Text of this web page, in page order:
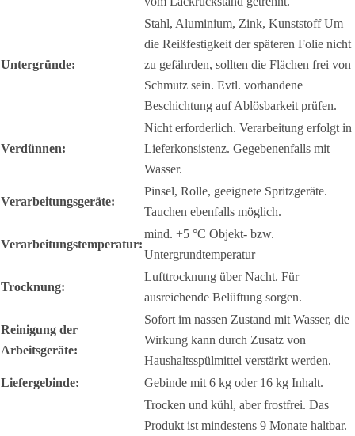
Untergründe:
Stahl, Aluminium, Zink, Kunststoff Um
die Reißfestigkeit der späteren Folie nicht
zu gefährden, sollten die Flächen frei von
Schmutz sein. Evtl. vorhandene
Beschichtung auf Ablösbarkeit prüfen.
Verdünnen:
Nicht erforderlich. Verarbeitung erfolgt in
Lieferkonsistenz. Gegebenenfalls mit
Wasser.
Verarbeitungsgeräte:
Pinsel, Rolle, geeignete Spritzgeräte.
Tauchen ebenfalls möglich.
Verarbeitungstemperatur:
mind. +5 °C Objekt- bzw.
Untergrundtemperatur
Trocknung:
Lufttrocknung über Nacht. Für
ausreichende Belüftung sorgen.
Reinigung der
Arbeitsgeräte:
Sofort im nassen Zustand mit Wasser, die
Wirkung kann durch Zusatz von
Haushaltsspülmittel verstärkt werden.
Liefergebinde:
Gebinde mit 6 kg oder 16 kg Inhalt.
Trocken und kühl, aber frostfrei. Das
Produkt ist mindestens 9 Monate haltbar.